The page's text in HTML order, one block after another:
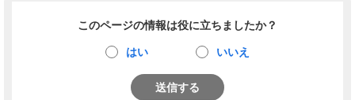
このページの情報は役に立ちましたか？
はい いいえ
送信する